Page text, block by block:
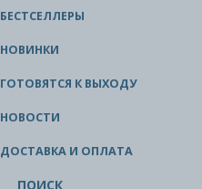
БЕСТСЕЛЛЕРЫ
НОВИНКИ
ГОТОВЯТСЯ К ВЫХОДУ
НОВОСТИ
ДОСТАВКА И ОПЛАТА
ПОИСК